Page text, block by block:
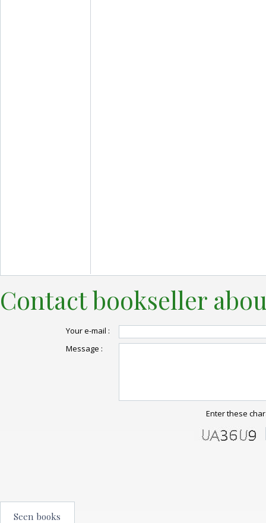
Contact bookseller
Your e-mail :
Message :
Enter these
Seen books